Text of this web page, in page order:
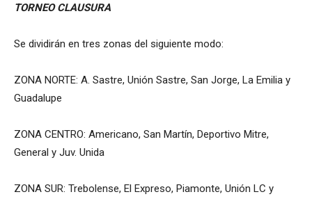
TORNEO CLAUSURA
Se dividirán en tres zonas del siguiente modo:
ZONA NORTE: A. Sastre, Unión Sastre, San Jorge, La Emilia y
Guadalupe
ZONA CENTRO: Americano, San Martín, Deportivo Mitre,
General y Juv. Unida
ZONA SUR: Trebolense, El Expreso, Piamonte, Unión LC y